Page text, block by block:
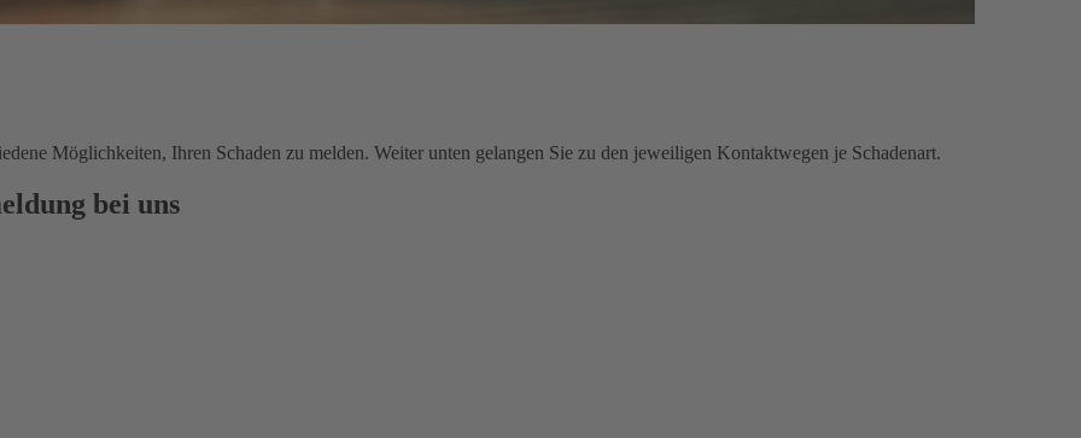
Möglichkeiten, Ihren Schaden zu melden. Weiter unten gelangen Sie zu den jeweiligen Kontaktwegen je Schadenart.
bei uns